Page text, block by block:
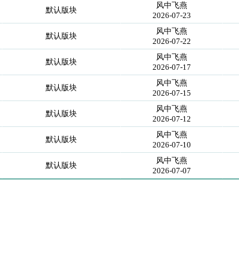
默认版块
风中飞燕
2026-07-23
默认版块
风中飞燕
2026-07-22
默认版块
风中飞燕
2026-07-17
默认版块
风中飞燕
2026-07-15
默认版块
风中飞燕
2026-07-12
默认版块
风中飞燕
2026-07-10
默认版块
风中飞燕
2026-07-07